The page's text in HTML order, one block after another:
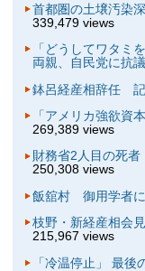
首都圏の土壌汚染
339,479 views
「どうしてワタ
両親、自民党に抗議
鉢呂経産相辞任 記
「アメリカ強欲資
269,389 views
財務省2人目の死
250,308 views
飯舘村 御用学者に
枝野・新経産相会
215,967 views
「冷温停止」 最後